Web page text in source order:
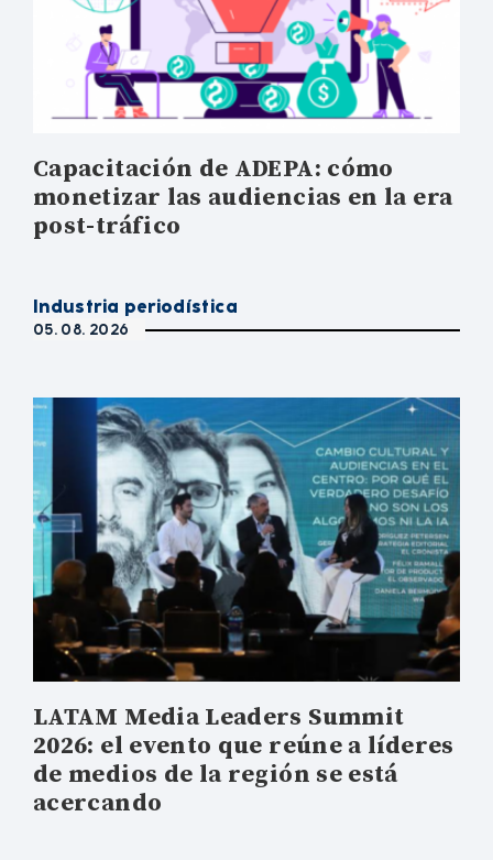
Capacitación de ADEPA: cómo
monetizar las audiencias en la era
post-tráfico
Industria periodística
05. 08. 2026
LATAM Media Leaders Summit
2026: el evento que reúne a líderes
de medios de la región se está
acercando